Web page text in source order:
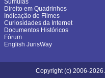
Súmulas
Direito em Quadrinhos
Indicação de Filmes
Curiosidades da Internet
Documentos Históricos
Fórum
English JurisWay
Copyright (c) 2006-